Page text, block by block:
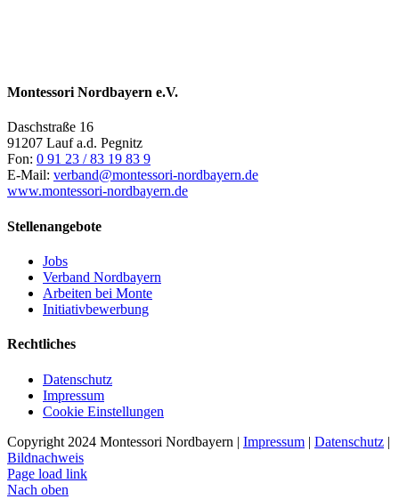
Montessori Nordbayern e.V.
Daschstraße 16
91207 Lauf a.d. Pegnitz
Fon: 0 91 23 / 83 19 83 9
E-Mail: verband@montessori-nordbayern.de
www.montessori-nordbayern.de
Stellenangebote
Jobs
Verband Nordbayern
Arbeiten bei Monte
Initiativbewerbung
Rechtliches
Datenschutz
Impressum
Cookie Einstellungen
Copyright 2024 Montessori Nordbayern | Impressum | Datenschutz |
Bildnachweis
Page load link
Nach oben